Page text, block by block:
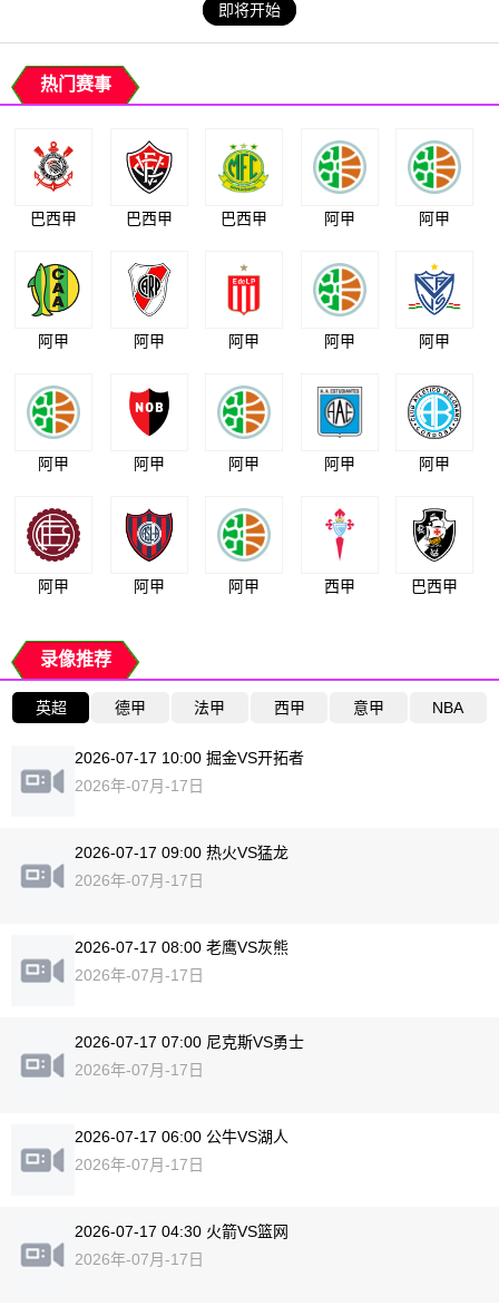
即将开始
热门赛事
巴西甲 巴西甲 巴西甲 阿甲 阿甲
阿甲 阿甲 阿甲 阿甲 阿甲
阿甲 阿甲 阿甲 阿甲 阿甲
阿甲 阿甲 阿甲 西甲 巴西甲
录像推荐
英超 德甲 法甲 西甲 意甲 NBA
2026-07-17 10:00 掘金VS开拓者
2026年-07月-17日
2026-07-17 09:00 热火VS猛龙
2026年-07月-17日
2026-07-17 08:00 老鹰VS灰熊
2026年-07月-17日
2026-07-17 07:00 尼克斯VS勇士
2026年-07月-17日
2026-07-17 06:00 公牛VS湖人
2026年-07月-17日
2026-07-17 04:30 火箭VS篮网
2026年-07月-17日